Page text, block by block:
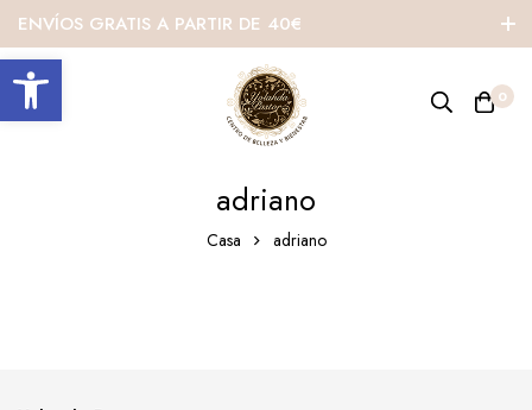
Abrir barra de herramientas
ENVÍOS GRATIS A PARTIR DE 40€
0
adriano
Casa adriano